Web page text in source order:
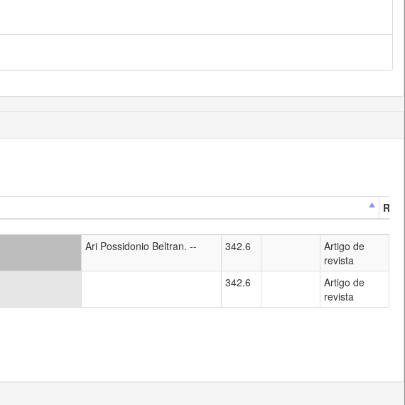
Ari Possidonio Beltran. -- 342.6
Artigo de
revista
342.6
Artigo de
revista